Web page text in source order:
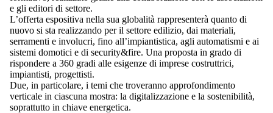
e gli editori di settore.
L’offerta espositiva nella sua globalità rappresenterà quanto di
nuovo si sta realizzando per il settore edilizio, dai materiali,
serramenti e involucri, fino all’impiantistica, agli automatismi e ai
sistemi domotici e di security&fire. Una proposta in grado di
rispondere a 360 gradi alle esigenze di imprese costruttrici,
impiantisti, progettisti.
Due, in particolare, i temi che troveranno approfondimento
verticale in ciascuna mostra: la digitalizzazione e la sostenibilità,
soprattutto in chiave energetica.